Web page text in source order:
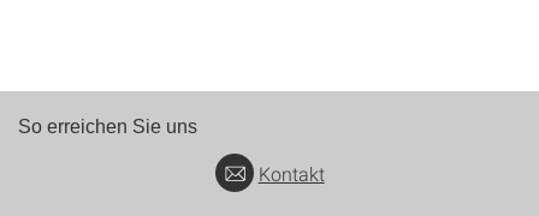
So erreichen Sie uns
Kontakt